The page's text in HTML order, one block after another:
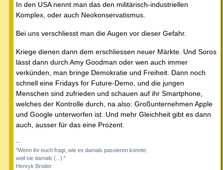
In den USA nennt man das den militärisch-industriellen
Komplex, oder auch Neokonservatismus.
Bei uns verschliesst man die Augen vor dieser Gefahr.
Kriege dienen dann dem erschliessen neuer Märkte. Und Soros
lässt dann durch Amy Goodman oder wen auch immer
verkünden, man bringe Demokratie und Freiheit. Dann noch
schnell eine Fridays for Future-Demo, und die jungen
Menschen sind zufrieden und schauen auf ihr Smartphone,
welches der Kontrolle durch, na also: Großunternehmen Apple
und Google unterworfen ist. Und mehr Gleichheit gibt es dann
auch, ausser für das eine Prozent.
--
"Wenn ihr euch fragt, wie es damals passieren konnte:
weil sie damals (...)."
Henryk Broder